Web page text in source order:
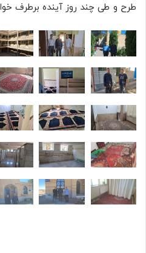
طرح و طی چند روز آینده برطرف